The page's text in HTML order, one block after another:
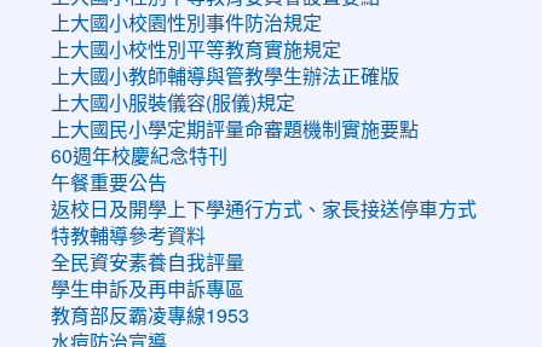
上大國小校園性別事件防治規定
上大國小校性別平等教育實施規定
上大國小教師輔導與管教學生辦法正確版
上大國小服裝儀容(服儀)規定
上大國民小學定期評量命審題機制實施要點
60週年校慶紀念特刊
午餐重要公告
返校日及開學上下學通行方式、家長接送停車方式
特教輔導參考資料
全民資安素養自我評量
學生申訴及再申訴專區
教育部反霸凌專線1953
水痘防治宣導